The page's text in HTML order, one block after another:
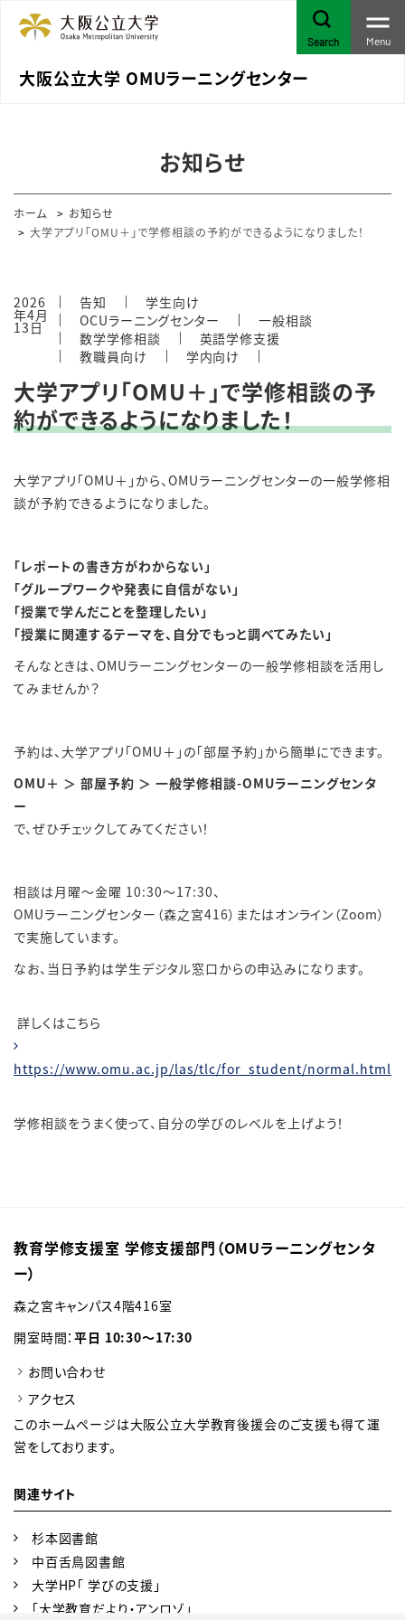
大阪公立大学 OMUラーニングセンター
Search Menu
お知らせ
ホーム
お知らせ
大学アプリ「OMU＋」で学修相談の予約ができるようになりました！
2026
年4月
13日
告知
学生向け
OCUラーニングセンター
一般相談
数学学修相談
英語学修支援
教職員向け
学内向け
大学アプリ「OMU＋」で学修相談の予
約ができるようになりました！
大学アプリ「OMU＋」から、OMUラーニングセンターの一般学修相
談が予約できるようになりました。
「レポートの書き方がわからない」
「グループワークや発表に自信がない」
「授業で学んだことを整理したい」
「授業に関連するテーマを、自分でもっと調べてみたい」
そんなときは、OMUラーニングセンターの一般学修相談を活用し
てみませんか？
予約は、大学アプリ「OMU＋」の「部屋予約」から簡単にできます。
OMU＋ ＞ 部屋予約 ＞ 一般学修相談-OMUラーニングセンタ
ー
で、ぜひチェックしてみてください！
相談は月曜～金曜 10:30～17:30、
OMUラーニングセンター（森之宮416）またはオンライン（Zoom）
で実施しています。
なお、当日予約は学生デジタル窓口からの申込みになります。
詳しくはこちら
https://www.omu.ac.jp/las/tlc/for_student/normal.html
学修相談をうまく使って、自分の学びのレベルを上げよう！
教育学修支援室 学修支援部門（OMUラーニングセンタ
ー）
森之宮キャンパス4階416室
開室時間：平日 10:30～17:30
お問い合わせ
アクセス
このホームページは大阪公立大学教育後援会のご支援も得て運
営をしております。
関連サイト
杉本図書館
中百舌鳥図書館
大学HP「 学びの支援」
「大学教育だより・アンロゾ」